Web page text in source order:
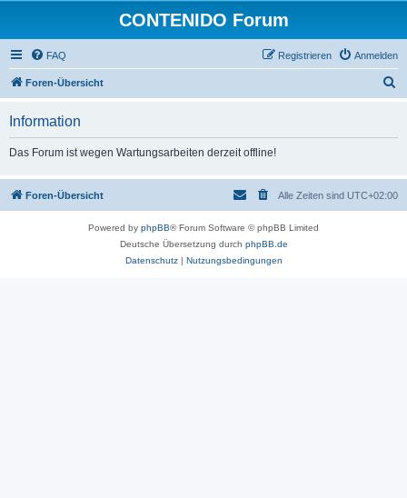
CONTENIDO Forum
FAQ Anmelden
Registrieren
Foren-Übersicht
Information
Das Forum ist wegen Wartungsarbeiten derzeit offline!
Foren-Übersicht Alle Zeiten sind UTC+02:00
Powered by phpBB® Forum Software © phpBB Limited
Deutsche Übersetzung durch phpBB.de
Datenschutz| Nutzungsbedingungen